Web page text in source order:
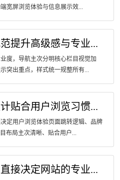
宽屏浏览体验与信息展示效...
提升高级感与专业...
度，导航主次分明核心栏目视觉加
突出重点，样式统一规整所有...
贴合用户浏览习惯...
定用户浏览体验页面跳转逻辑、品牌
布局主次清晰、贴合用户...
接决定网站的专业...